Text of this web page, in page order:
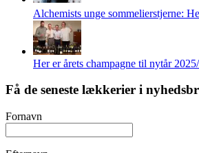
Alchemists unge sommelierstjerne:
Her er årets champagne til nytår
Få de seneste lækkerier i
Fornavn